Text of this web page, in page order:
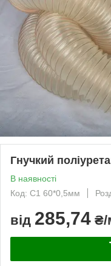
Гнучкий
В наявності
Код: С1 60*0,5мм
від 285,74 ₴/